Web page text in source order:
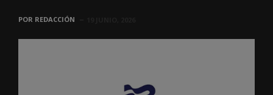
POR REDACCIÓN